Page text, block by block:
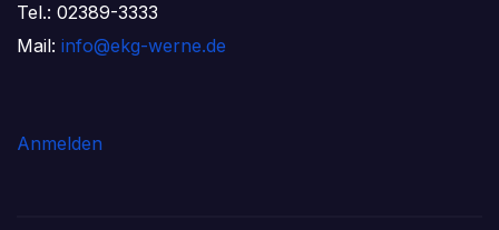
Tel.: 02389-3333
Mail: info@ekg-werne.de
Anmelden